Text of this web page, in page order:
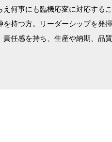
え何事にも臨機応変に対応する
を持つ方。リーダーシップを発
責任感を持ち、生産や納期、品